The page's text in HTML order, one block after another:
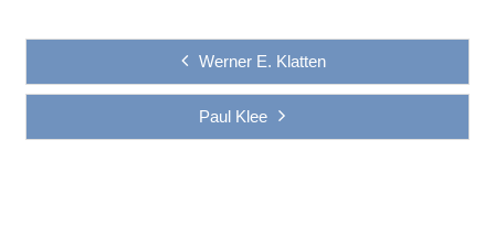
Werner E. Klatten
Paul Klee